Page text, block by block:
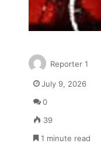
Reporter 1
July 9, 2026
0
39
1 minute read